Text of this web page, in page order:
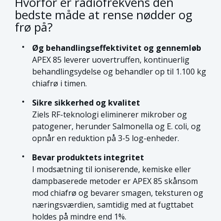
bedste måde at rense nødder og
frø på?
Øg behandlingseffektivitet og gennemløb
APEX 85 leverer uovertruffen, kontinuerlig
behandlingsydelse og behandler op til 1.100 kg
chiafrø i timen.
Sikre sikkerhed og kvalitet
Ziels RF-teknologi eliminerer mikrober og
patogener, herunder Salmonella og E. coli, og
opnår en reduktion på 3-5 log-enheder.
Bevar produktets integritet
I modsætning til ioniserende, kemiske eller
dampbaserede metoder er APEX 85 skånsom
mod chiafrø og bevarer smagen, teksturen og
næringsværdien, samtidig med at fugttabet
holdes på mindre end 1%.